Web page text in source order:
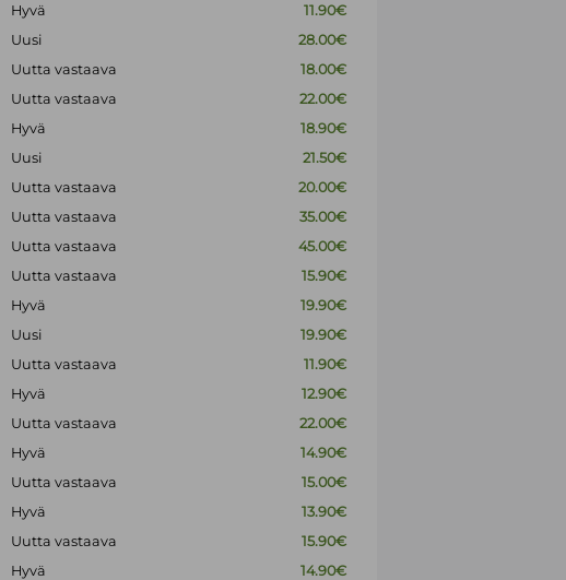
Hyvä
11.90€
Uusi
28.00€
Uutta vastaava
18.00€
Uutta vastaava
22.00€
Hyvä
18.90€
Uusi
21.50€
Uutta vastaava
20.00€
Uutta vastaava
35.00€
Uutta vastaava
45.00€
Uutta vastaava
15.90€
Hyvä
19.90€
Uusi
19.90€
Uutta vastaava
11.90€
Hyvä
12.90€
Uutta vastaava
22.00€
Hyvä
14.90€
Uutta vastaava
15.00€
Hyvä
13.90€
Uutta vastaava
15.90€
Hyvä
14.90€